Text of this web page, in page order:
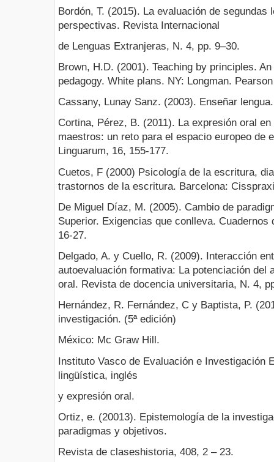
Bordón, T. (2015). La evaluación de segundas
perspectivas. Revista Internacional
de Lenguas Extranjeras, N. 4, pp. 9–30.
Brown, H.D. (2001). Teaching by principles.
pedagogy. White plans. NY: Longman.
Cassany, Lunay Sanz. (2003). Enseñar
Cortina, Pérez, B. (2011). La expresión oral
maestros: un reto para el espacio europeo de
Linguarum, 16, 155-177.
Cuetos, F (2000) Psicología de la escritura,
trastornos de la escritura. Barcelona:
De Miguel Díaz, M. (2005). Cambio de
Superior. Exigencias que conlleva.
16-27.
Delgado, A. y Cuello, R. (2009). Interacción
autoevaluación formativa: La potenciación del
oral. Revista de docencia universitaria, N. 4,
Hernández, R. Fernández, C y Baptista, P.
investigación. (5ª edición)
México: Mc Graw Hill.
Instituto Vasco de Evaluación e Investigación
lingüística, inglés
y expresión oral.
Ortiz, e. (20013). Epistemología de la
paradigmas y objetivos.
Revista de claseshistoria, 408, 2 – 23.